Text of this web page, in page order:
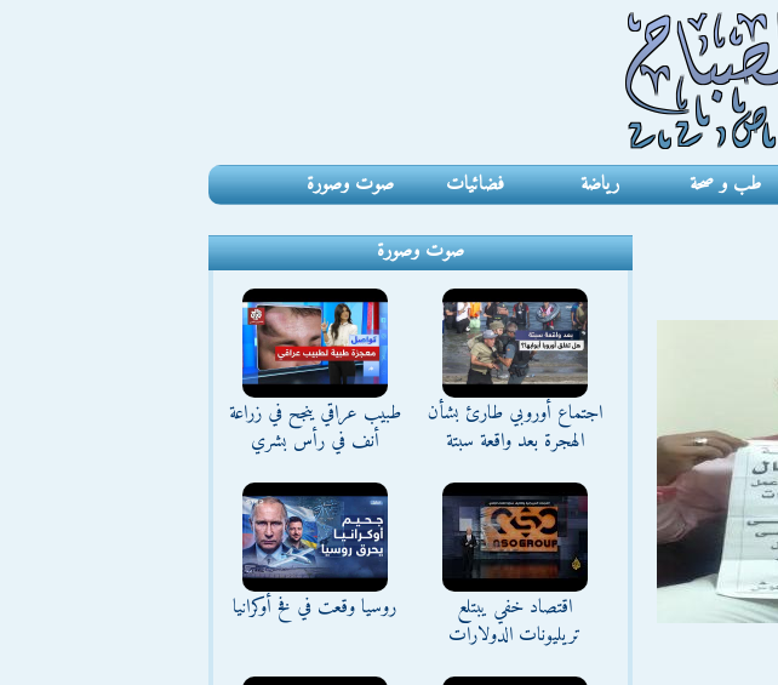
طب و صحة رياضة فضائيات صوت وصورة
صوت وصورة
اجتماع أوروبي طارئ بشأن
الهجرة بعد واقعة سبتة
طبيب عراقي ينجح في زراعة
أنف في رأس بشري
اقتصاد خفي يبتلع
تريليونات الدولارات
روسيا وقعت في فخ أوكرانيا